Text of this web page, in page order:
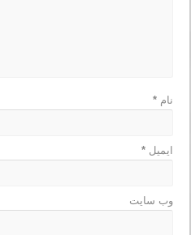
نام*
ایمیل*
وب‌ سایت